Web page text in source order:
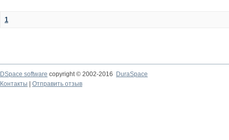
1
DSpace software copyright © 2002-2016
DuraSpace
Контакты
Отправить отзыв